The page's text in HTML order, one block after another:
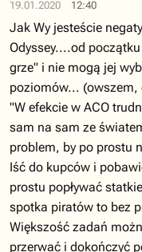
19.01.2020 12:40
Jak Wy jesteście
Odyssey....od
grze" i nie mogą jej
poziomów...
"W efekcie w ACO
sam na sam ze
problem, by po prostu
Iść do kupców i
prostu popływać
spotka piratów to bez
Większość zadań
przerwać i dokończyć